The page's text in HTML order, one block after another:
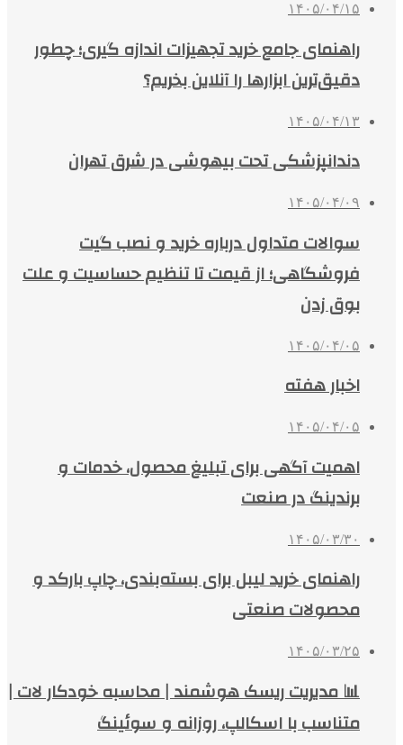
۱۴۰۵/۰۴/۱۵
راهنمای جامع خرید تجهیزات اندازه گیری؛ چطور
دقیق‌ترین ابزارها را آنلاین بخریم؟
۱۴۰۵/۰۴/۱۳
دندانپزشکی تحت بیهوشی در شرق تهران
۱۴۰۵/۰۴/۰۹
سوالات متداول درباره خرید و نصب گیت
فروشگاهی؛ از قیمت تا تنظیم حساسیت و علت
بوق زدن
۱۴۰۵/۰۴/۰۵
اخبار هفته
۱۴۰۵/۰۴/۰۵
اهمیت آگهی برای تبلیغ محصول، خدمات و
برندینگ در صنعت
۱۴۰۵/۰۳/۳۰
راهنمای خرید لیبل برای بسته‌بندی، چاپ بارکد و
محصولات صنعتی
۱۴۰۵/۰۳/۲۵
📊 مدیریت ریسک هوشمند | محاسبه خودکار لات |
متناسب با اسکالپ، روزانه و سوئینگ